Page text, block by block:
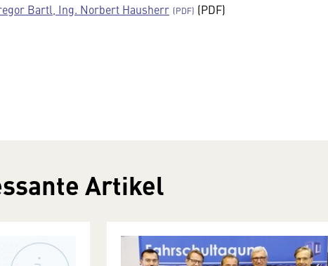
Bartl, Ing. Norbert Hausherr
(PDF)
Artikel